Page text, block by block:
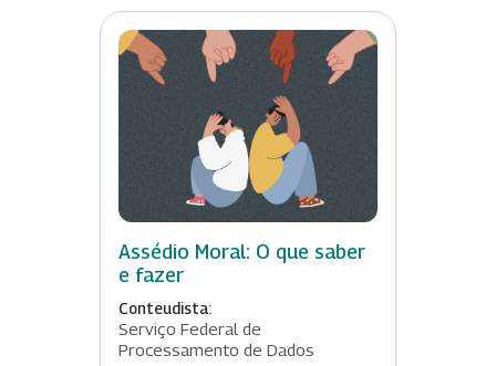
Assédio Moral: O que saber
e fazer
Conteudista:
Serviço Federal de
Processamento de Dados